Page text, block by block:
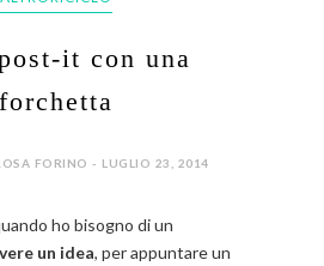
it con una
forchetta
FORINO - LUGLIO 23, 2014
ho bisogno di un
un idea, per appuntare un